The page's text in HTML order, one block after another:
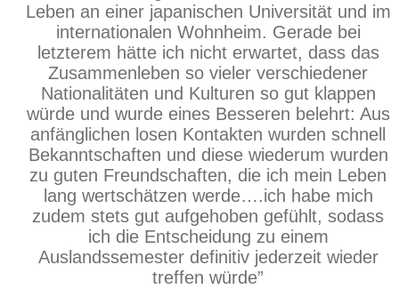
Leben an einer japanischen Universität und im
internationalen Wohnheim. Gerade bei
letzterem hätte ich nicht erwartet, dass das
Zusammenleben so vieler verschiedener
Nationalitäten und Kulturen so gut klappen
würde und wurde eines Besseren belehrt: Aus
anfänglichen losen Kontakten wurden schnell
Bekanntschaften und diese wiederum wurden
zu guten Freundschaften, die ich mein Leben
lang wertschätzen werde….ich habe mich
zudem stets gut aufgehoben gefühlt, sodass
ich die Entscheidung zu einem
Auslandssemester definitiv jederzeit wieder
treffen würde”